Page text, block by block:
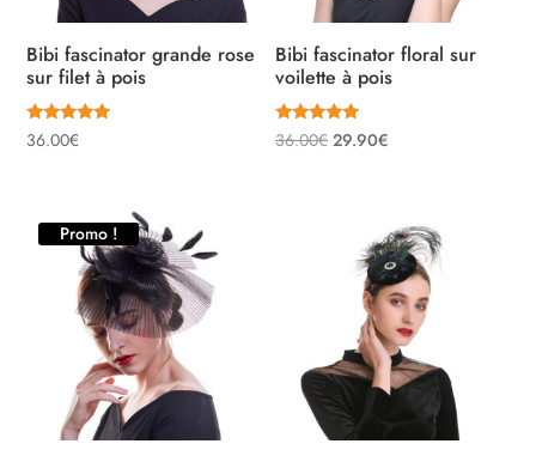
Bibi fascinator grande rose
sur filet à pois
Note
5.00
36.00€
Bibi fascinator floral sur
voilette à pois
Note
5.00
36.00€ Le
36.00€.
29.90€Le
est :
29.90€.
Promo !